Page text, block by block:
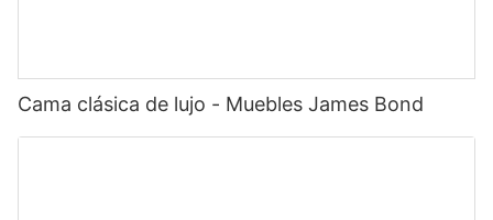
Cama clásica de lujo - Muebles James Bond